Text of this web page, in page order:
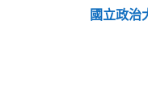
國立政治